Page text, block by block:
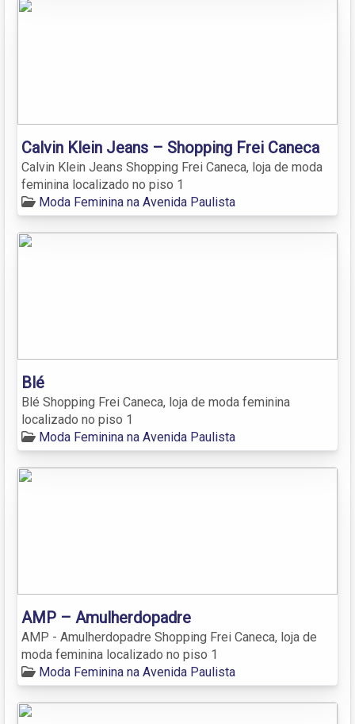
Calvin Klein Jeans – Shopping Frei Caneca
Calvin Klein Jeans Shopping Frei Caneca, loja de moda
feminina localizado no piso 1
Moda Feminina na Avenida Paulista
Blé
Blé Shopping Frei Caneca, loja de moda feminina
localizado no piso 1
Moda Feminina na Avenida Paulista
AMP – Amulherdopadre
AMP - Amulherdopadre Shopping Frei Caneca, loja de
moda feminina localizado no piso 1
Moda Feminina na Avenida Paulista